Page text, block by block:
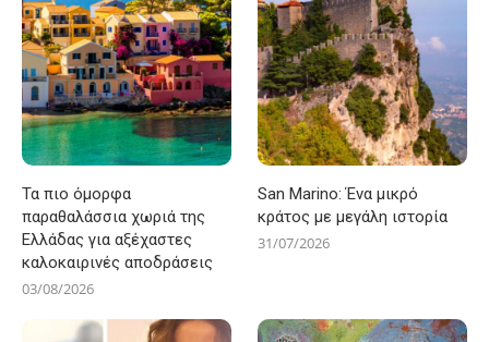
Τα πιο όμορφα
παραθαλάσσια χωριά της
Ελλάδας για αξέχαστες
καλοκαιρινές αποδράσεις
03/08/2026
San Marino: Ένα μικρό
κράτος με μεγάλη ιστορία
31/07/2026